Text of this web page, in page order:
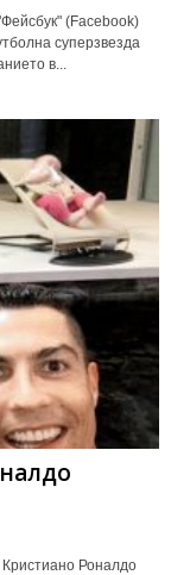
(Facebook)
суперзвезда
в...
Роналдо